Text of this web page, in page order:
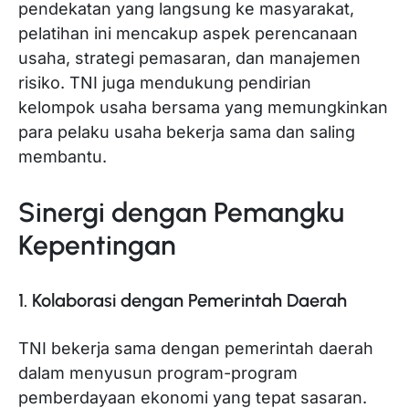
pendekatan yang langsung ke masyarakat,
pelatihan ini mencakup aspek perencanaan
usaha, strategi pemasaran, dan manajemen
risiko. TNI juga mendukung pendirian
kelompok usaha bersama yang memungkinkan
para pelaku usaha bekerja sama dan saling
membantu.
Sinergi dengan Pemangku
Kepentingan
1. Kolaborasi dengan Pemerintah Daerah
TNI bekerja sama dengan pemerintah daerah
dalam menyusun program-program
pemberdayaan ekonomi yang tepat sasaran.